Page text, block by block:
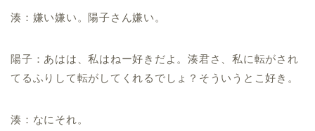
湊：嫌い嫌い。陽子さん嫌い。
陽子：あはは、私はねー好きだよ。湊君さ、私に転がされ
てるふりして転がしてくれるでしょ？そういうとこ好き。
湊：なにそれ。